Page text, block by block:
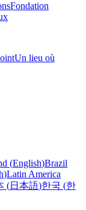
Fondation
Un lieu où
(English)Brazil
)Latin America
(日本語)한국 (한